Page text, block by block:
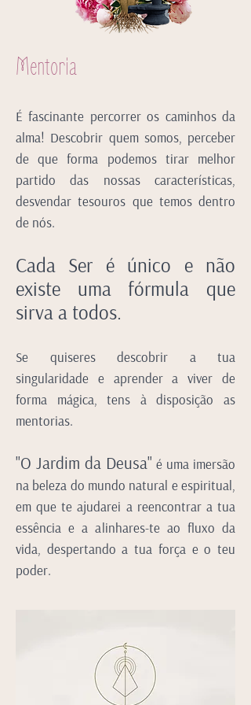
Mentoria​
É fascinante percorrer os caminhos da
alma! Descobrir quem somos, perceber
de que forma podemos tirar melhor
partido das nossas características,
desvendar tesouros que temos dentro
de nós.
Cada Ser é único e não
existe uma fórmula que
sirva a todos.
Se quiseres descobrir a tua
singularidade e aprender a viver de
forma mágica, tens à disposição as
mentorias.
"O Jardim da Deusa" é uma imersão
na beleza do mundo natural e espiritual,
em que te ajudarei a reencontrar a tua
essência e a alinhares-te ao fluxo da
vida, despertando a tua força e o teu
poder.